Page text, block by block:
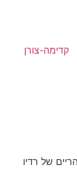
קדימה-צורן
של רדיו